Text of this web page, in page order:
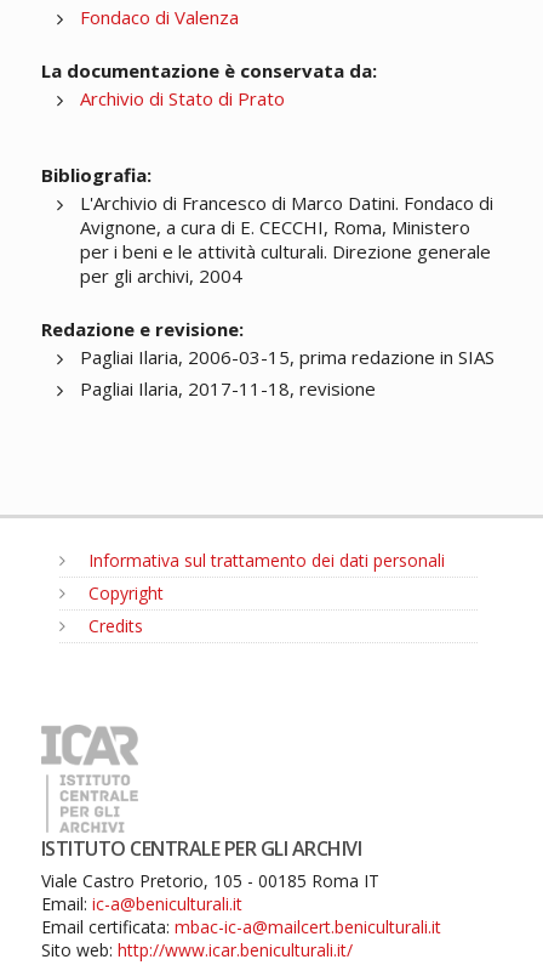
Fondaco di Valenza
La documentazione è conservata da:
Archivio di Stato di Prato
Bibliografia:
L'Archivio di Francesco di Marco Datini. Fondaco di
Avignone, a cura di E. CECCHI, Roma, Ministero
per i beni e le attività culturali. Direzione generale
per gli archivi, 2004
Redazione e revisione:
Pagliai Ilaria, 2006-03-15, prima redazione in SIAS
Pagliai Ilaria, 2017-11-18, revisione
Informativa sul trattamento dei dati personali
Copyright
Credits
ISTITUTO CENTRALE PER GLI ARCHIVI
Viale Castro Pretorio, 105 - 00185 Roma IT
Email: ic-a@beniculturali.it
Email certificata: mbac-ic-a@mailcert.beniculturali.it
Sito web: http://www.icar.beniculturali.it/